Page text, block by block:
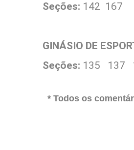
Seções: 142 167
GINÁSIO DE
Seções: 135 137
* Todos os